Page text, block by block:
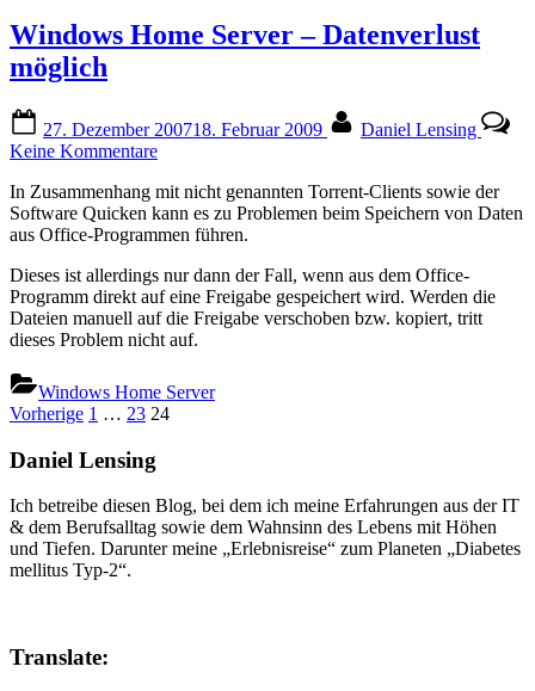
Windows Home Server – Datenverlust
möglich
on
27. Dezember 200718. Februar 2009
Daniel Lensing
Keine Kommentarezu
Home
Server
–
möglich
In Zusammenhang mit nicht genannten Torrent-Clients sowie der
Software Quicken kann es zu Problemen beim Speichern von Daten
aus Office-Programmen führen.
Dieses ist allerdings nur dann der Fall, wenn aus dem Office-
Programm direkt auf eine Freigabe gespeichert wird. Werden die
Dateien manuell auf die Freigabe verschoben bzw. kopiert, tritt
dieses Problem nicht auf.
Windows Home Server
Seitennummerierung
der
Vorherige 1 … 23 24
Daniel Lensing
Ich betreibe diesen Blog, bei dem ich meine Erfahrungen aus der IT
& dem Berufsalltag sowie dem Wahnsinn des Lebens mit Höhen
und Tiefen. Darunter meine „Erlebnisreise“ zum Planeten „Diabetes
mellitus Typ-2“.
Translate: